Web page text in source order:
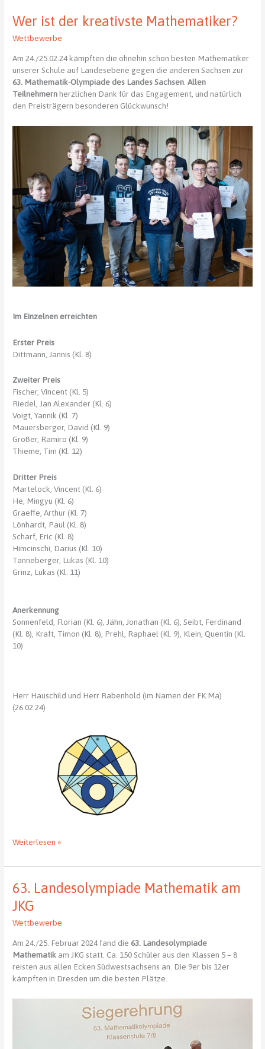
Wer ist der kreativste Mathematiker?
Wettbewerbe
Am 24./25.02.24 kämpften die ohnehin schon besten Mathematiker
unserer Schule auf Landesebene gegen die anderen Sachsen zur
63. Mathematik-Olympiade des Landes Sachsen .Allen
Teilnehmernherzlichen Dank für das Engagement, und natürlich
den Preisträgern besonderen Glückwunsch!
Im Einzelnen erreichten
Erster Preis
Dittmann, Jannis (Kl. 8)
Zweiter Preis
Fischer, Vincent (Kl. 5)
Riedel, Jan Alexander (Kl. 6)
Voigt, Yannik (Kl. 7)
Mauersberger, David (Kl. 9)
Großer, Ramiro (Kl. 9)
Thieme, Tim (Kl. 12)
Dritter Preis
Martelock, Vincent (Kl. 6)
He, Mingyu (Kl. 6)
Graeffe, Arthur (Kl. 7)
Lönhardt, Paul (Kl. 8)
Scharf, Eric (Kl. 8)
Himcinschi, Darius (Kl. 10)
Tanneberger, Lukas (Kl. 10)
Grinz, Lukas (Kl. 11)
Anerkennung
Sonnenfeld, Florian (Kl. 6), Jähn, Jonathan (Kl. 6), Seibt, Ferdinand
(Kl. 8), Kraft, Timon (Kl. 8), Prehl, Raphael (Kl. 9), Klein, Quentin (Kl.
10)
Herr Hauschild und Herr Rabenhold (im Namen der FK Ma)
(26.02.24)
Wer
der
Mathematiker?
Weiterlesen »
63. Landesolympiade Mathematik am
JKG
Wettbewerbe
Am 24./25. Februar 2024 fand die 63. Landesolympiade
Mathematik am JKG statt. Ca. 150 Schüler aus den Klassen 5 – 8
reisten aus allen Ecken Südwestsachsens an. Die 9er bis 12er
kämpften in Dresden um die besten Plätze.